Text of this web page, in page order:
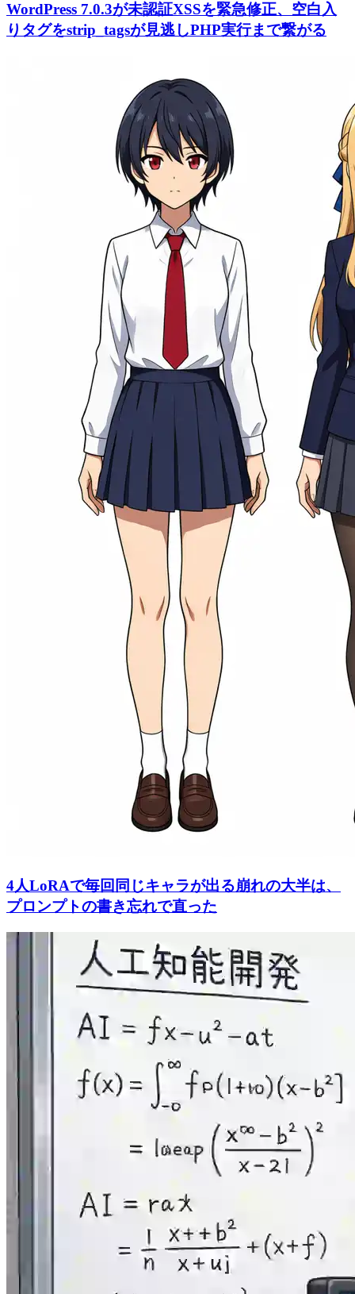
WordPress 7.0.3が未認証XSSを緊急修正、空白入
りタグをstrip_tagsが見逃しPHP実行まで繋がる
4人LoRAで毎回同じキャラが出る崩れの大半は、
プロンプトの書き忘れで直った